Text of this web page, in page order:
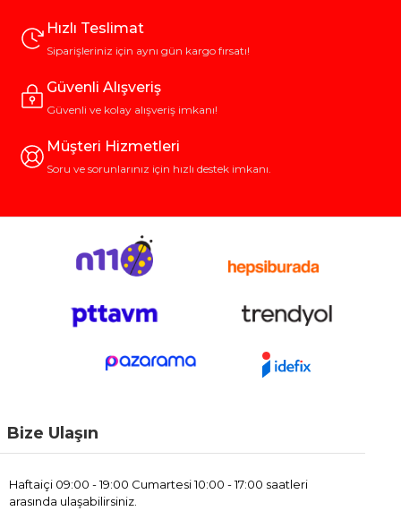
Hızlı Teslimat
Siparişleriniz için aynı gün kargo fırsatı!
Güvenli Alışveriş
Güvenli ve kolay alışveriş imkanı!
Müşteri Hizmetleri
Soru ve sorunlarınız için hızlı destek imkanı.
Bize Ulaşın
Haftaiçi 09:00 - 19:00 Cumartesi 10:00 - 17:00 saatleri
arasında ulaşabilirsiniz.